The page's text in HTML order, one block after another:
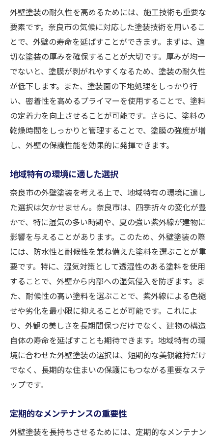
外壁塗装の耐久性を高めるためには、施工技術も重要な
要素です。奈良市の気候に対応した塗装技術を用いるこ
とで、外壁の寿命を延ばすことができます。まずは、適
切な塗装の厚みを確保することが大切です。厚みが均一
でないと、塗膜が剥がれやすくなるため、塗装の耐久性
が低下します。また、塗装面の下地処理をしっかり行
い、密着性を高めるプライマーを使用することで、塗料
の定着力を向上させることが可能です。さらに、塗料の
乾燥時間をしっかりと管理することで、塗膜の強度が増
し、外壁の保護性能を効果的に発揮できます。
地域特有の環境に適した選択
奈良市の外壁塗装を考える上で、地域特有の環境に適し
た選択は欠かせません。奈良市は、四季折々の変化が豊
かで、特に湿気の多い時期や、夏の強い紫外線が建物に
影響を与えることがあります。このため、外壁塗装の際
には、防水性と耐候性を兼ね備えた塗料を選ぶことが重
要です。特に、湿気対策として透湿性のある塗料を使用
することで、外壁から内部への湿気侵入を防ぎます。ま
た、耐候性の高い塗料を選ぶことで、紫外線による色褪
せや劣化を最小限に抑えることが可能です。これによ
り、外観の美しさを長期間保つだけでなく、建物の構造
自体の寿命を延ばすことも期待できます。地域特有の環
境に合わせた外壁塗装の選択は、短期的な美観維持だけ
でなく、長期的な住まいの保護にもつながる重要なステ
ップです。
定期的なメンテナンスの重要性
外壁塗装を長持ちさせるためには、定期的なメンテナン